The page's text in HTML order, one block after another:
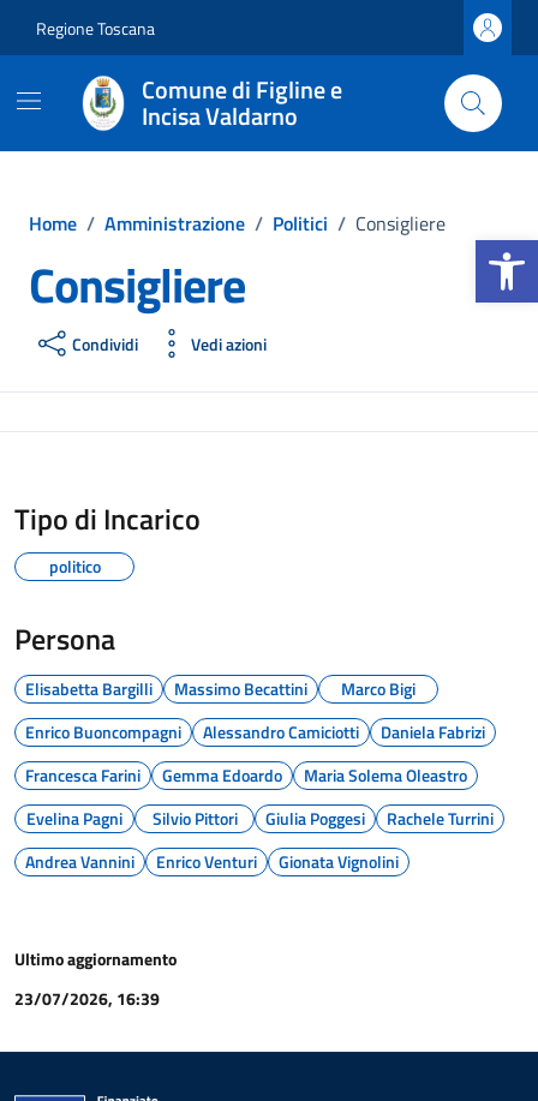
Apri la
Regione Toscana
Comune di Figline e
Incisa Valdarno
Home / Amministrazione / Politici / Consigliere
Consigliere
Condividi Vedi azioni
Tipo di Incarico
politico
Persona
Elisabetta Bargilli Massimo Becattini
Marco Bigi
Enrico Buoncompagni
Alessandro Camiciotti
Daniela Fabrizi
Francesca Farini
Gemma Edoardo
Maria Solema Oleastro
Evelina Pagni
Silvio Pittori Giulia Poggesi
Rachele Turrini
Andrea Vannini
Enrico Venturi Gionata Vignolini
Ultimo aggiornamento
23/07/2026, 16:39